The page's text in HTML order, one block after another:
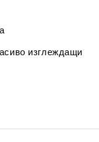
изглеждащи